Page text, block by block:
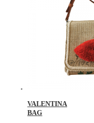
VALENTINA
BAG